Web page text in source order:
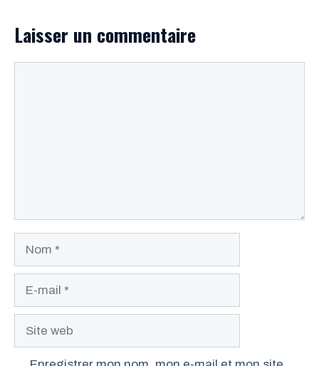
Laisser un commentaire
Site